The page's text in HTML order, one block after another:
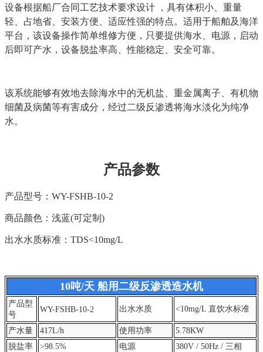
设备根据船厂合同工艺技术要求设计 ，具有体积小、重量
轻、占地省、安装方便、适应性强的特点。适用于船舶及海洋
平台，该设备操作简单维修方便，只要提供海水、电源，启动
后即可产水，设备脱盐率高、性能稳定、安全可靠。
该系统能够有效地去除海水中的无机盐、重金属离子、有机物
细菌及病菌等有害成分，经过二级反渗透将海水淡化为纯净
水。
产品参数
产品型号：WY-FSHB-10-2
商品颜色：浅蓝(可定制)
出水水质标准：TDS<10mg/L
10吨/天 船用二级反渗透造水机
产品型
号
WY-FSHB-10-2 出水水质 <10mg/L 直饮水标准
产水量 417L/h 使用功率
5.78KW
脱盐率
>98.5% 电源
380V / 50Hz / 三相